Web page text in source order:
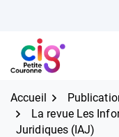
contenu
CIG Petite
Accueil
La revue Les
Juridiques (IAJ)